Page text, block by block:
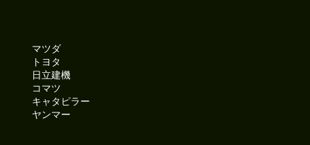
マツダ
トヨタ
日立建機
コマツ
キャタピラー
ヤンマー